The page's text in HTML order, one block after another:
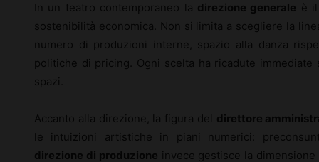
In un teatro contemporaneo la direzione generale è
sostenibilità economica. Non si limita a scegliere la
numero di produzioni interne, spazio alla danza
politiche di pricing. Ogni scelta ha ricadute
spazi.
Accanto alla direzione, la figura del direttore
le intuizioni artistiche in piani numerici:
direzione di produzione invece gestisce la